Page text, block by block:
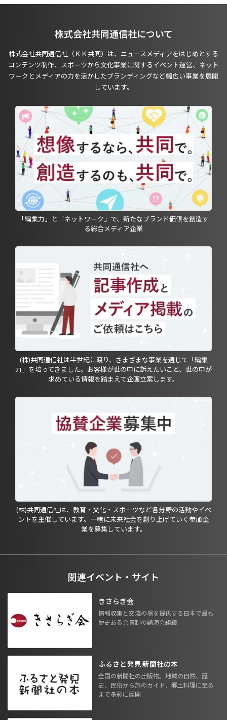
株式会社共同通信社について
株式会社共同通信社（ＫＫ共同）は、ニュースメディアをはじめとする
コンテンツ制作、スポーツから文化事業に関するイベント運営、ネット
ワークとメディアの力を活かしたブランディングなど幅広い事業を展開
しています。
「編集力」と「ネットワーク」で、新たなブランド価値を創造す
る総合メディア企業
(株)共同通信社は半世紀に渡り、さまざまな事業を通じて「編集
力」を培ってきました。お客様が世の中に訴えたいこと、世の中が
求めている情報を踏まえて企画立案します。
(株)共同通信社は、教育・文化・スポーツなど各分野の活動やイベ
ントを主催しています。一緒に未来社会を創り上げていく参加企
業を募集しています。
関連イベント・サイト
きさらぎ会
情報収集と交流の場を提供する日本で最も
歴史ある会員制の講演会組織
ふるさと発見 新聞社の本
全国の新聞社の出版物。地域の自然、歴
史、民俗から旅のガイド、郷土料理に至る
まで多彩に展開